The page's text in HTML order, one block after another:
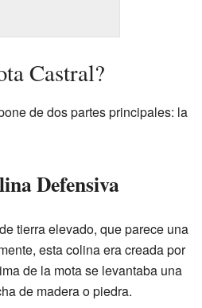
Castral?
de dos partes principales: la
Defensiva
tierra elevado, que parece una
esta colina era creada por
de la mota se levantaba una
de madera o piedra.